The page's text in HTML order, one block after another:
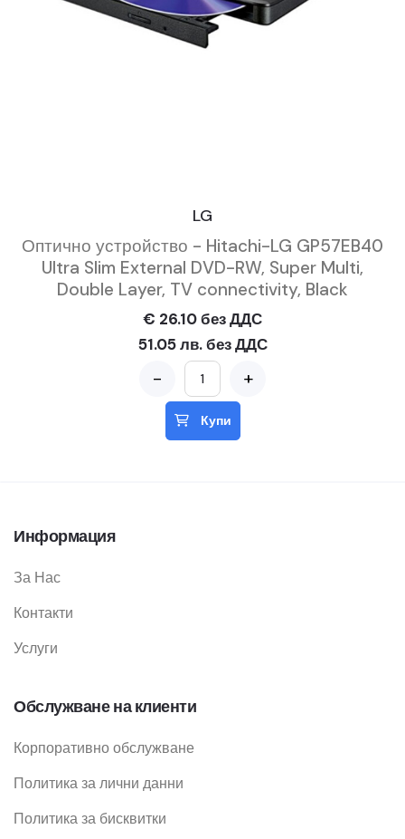
LG
Оптично устройство - Hitachi-LG GP57EB40
Ultra Slim External DVD-RW, Super Multi,
Double Layer, TV connectivity, Black
€ 26.10 без ДДС
51.05 лв. без ДДС
- +
Купи
Информация
За Нас
Контакти
Услуги
Обслужване на клиенти
Корпоративно обслужване
Политика за лични данни
Политика за бисквитки